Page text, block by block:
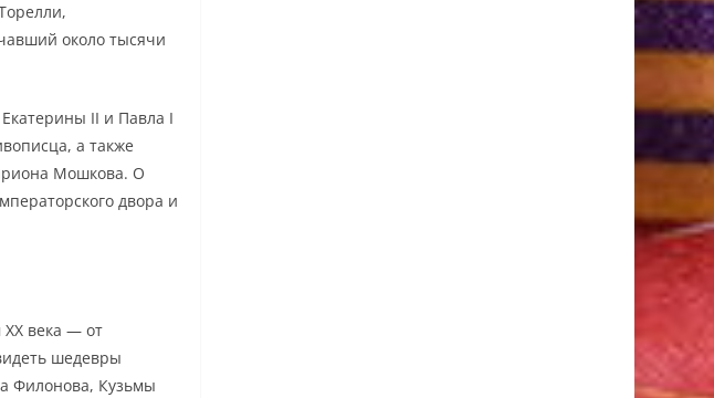
около тысячи
II и Павла I
а также
Мошкова. О
двора и
века — от
шедевры
Филонова, Кузьмы